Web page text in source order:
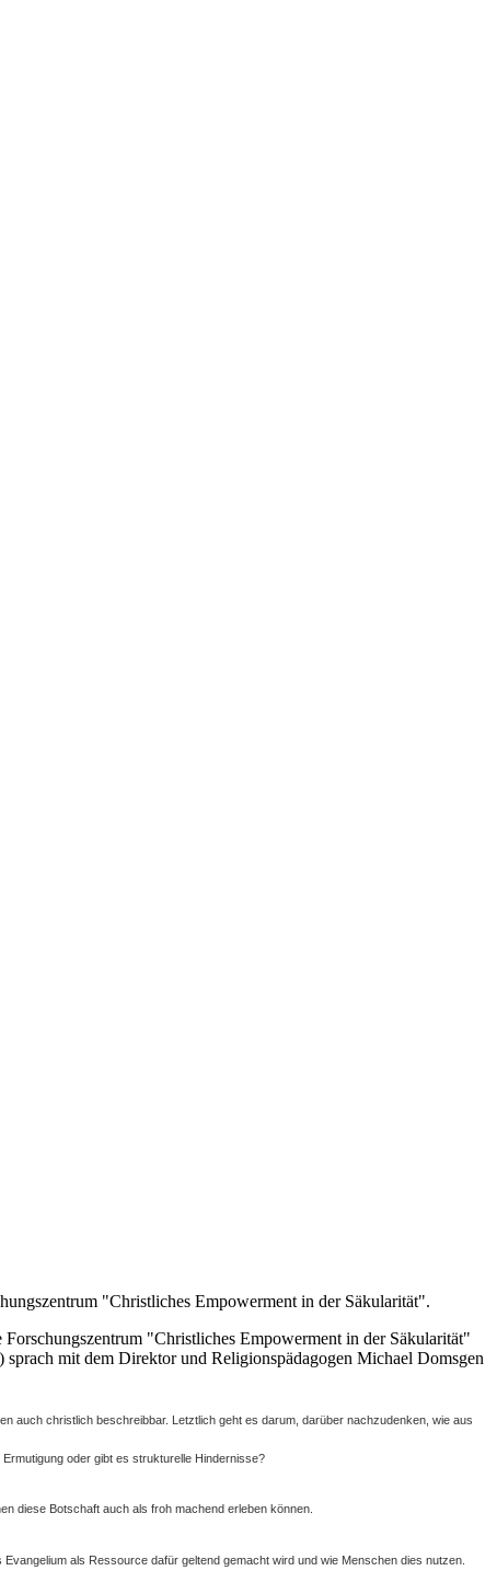
"Christliches Empowerment in der Säkularität".
"Christliches Empowerment in der Säkularität"
mit dem Direktor und Religionspädagogen Michael Domsgen
auch christlich beschreibbar. Letztlich geht es darum, darüber nachzudenken, wie aus
oder gibt es strukturelle Hindernisse?
diese Botschaft auch als froh machend erleben können.
als Ressource dafür geltend gemacht wird und wie Menschen dies nutzen.